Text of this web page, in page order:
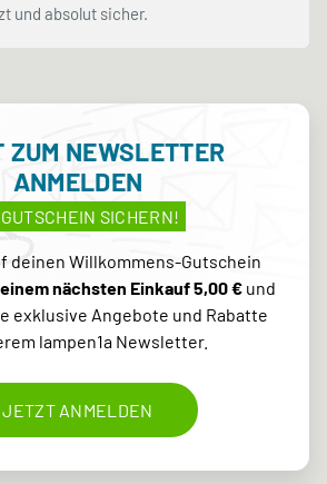
und absolut sicher.
ZUM NEWSLETTER
ANMELDEN
SICHERN!
deinen Willkommens-Gutschein
nächsten Einkauf 5,00 €und
exklusive Angebote und Rabatte
lampen1a Newsletter.
JETZT ANMELDEN